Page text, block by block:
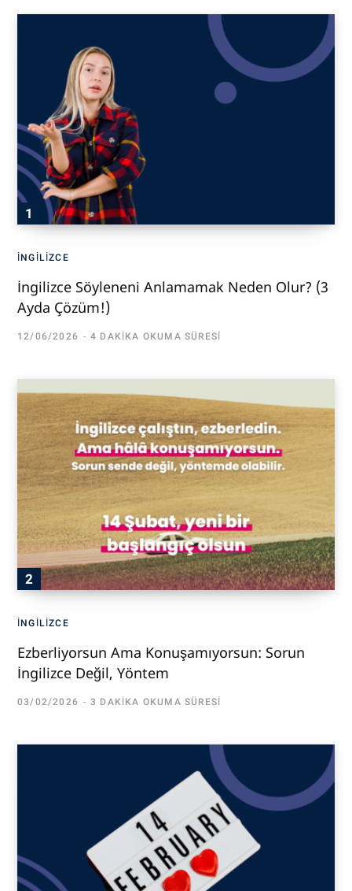
İNGILIZCE
İngilizce Söyleneni Anlamamak Neden Olur? (3
Ayda Çözüm!)
12/06/2026 4 DAKIKA OKUMA SÜRESI
İNGILIZCE
Ezberliyorsun Ama Konuşamıyorsun: Sorun
İngilizce Değil, Yöntem
03/02/2026 3 DAKIKA OKUMA SÜRESI